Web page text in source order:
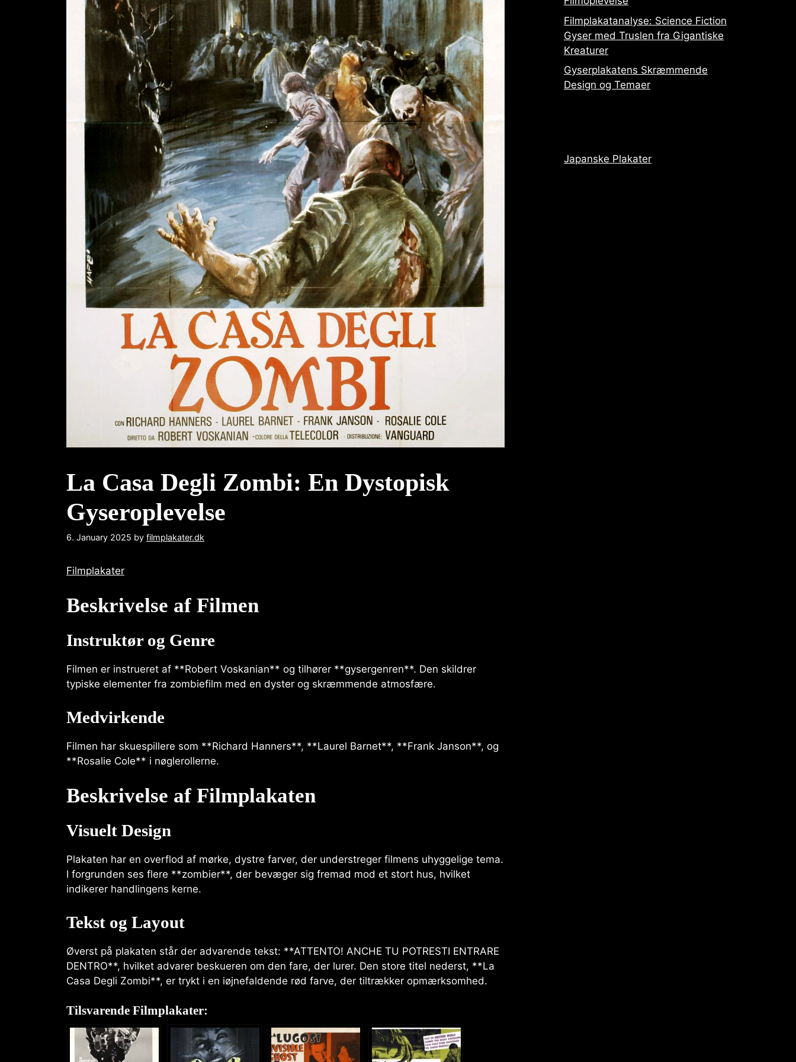
La Casa Degli Zombi: En Dystopisk
Gyseroplevelse
6. January 2025 by filmplakater.dk
Filmplakater
Beskrivelse af Filmen
Instruktør og Genre
Filmen er instrueret af **Robert Voskanian** og tilhører **gysergenren**. Den skildrer
typiske elementer fra zombiefilm med en dyster og skræmmende atmosfære.
Medvirkende
Filmen har skuespillere som **Richard Hanners**, **Laurel Barnet**, **Frank Janson**, og
**Rosalie Cole** i nøglerollerne.
Beskrivelse af Filmplakaten
Visuelt Design
Plakaten har en overflod af mørke, dystre farver, der understreger filmens uhyggelige tema.
I forgrunden ses flere **zombier**, der bevæger sig fremad mod et stort hus, hvilket
indikerer handlingens kerne.
Tekst og Layout
Øverst på plakaten står der advarende tekst: **ATTENTO! ANCHE TU POTRESTI ENTRARE
DENTRO**, hvilket advarer beskueren om den fare, der lurer. Den store titel nederst, **La
Casa Degli Zombi**, er trykt i en iøjnefaldende rød farve, der tiltrækker opmærksomhed.
Tilsvarende Filmplakater:
Filmplakatanalyse: Science Fiction
Gyser med Truslen fra Gigantiske
Kreaturer
Gyserplakatens Skræmmende
Design og Temaer
Japanske Plakater